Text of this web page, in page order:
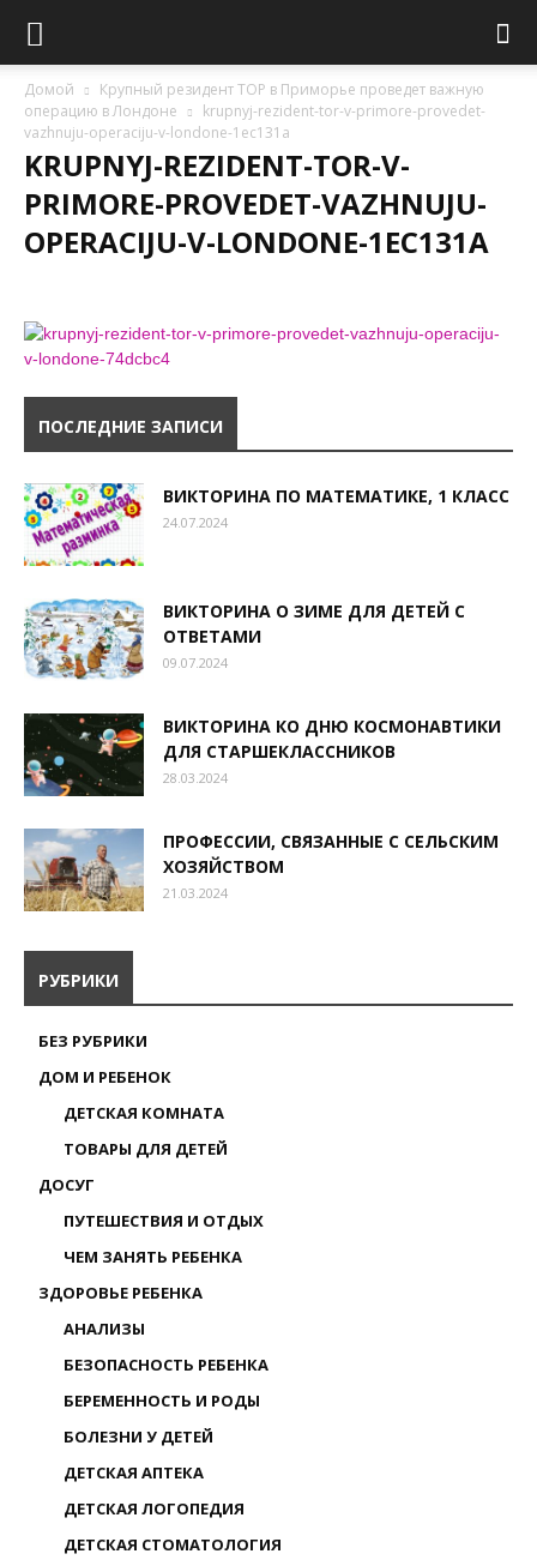
Домой
Крупный резидент ТОР в Приморье проведет важную
операцию в Лондоне
krupnyj-rezident-tor-v-primore-provedet-
vazhnuju-operaciju-v-londone-1ec131a
KRUPNYJ-REZIDENT-TOR-V-
PRIMORE-PROVEDET-VAZHNUJU-
OPERACIJU-V-LONDONE-1EC131A
ПОСЛЕДНИЕ ЗАПИСИ
ВИКТОРИНА ПО МАТЕМАТИКЕ, 1 КЛАСС
24.07.2024
ВИКТОРИНА О ЗИМЕ ДЛЯ ДЕТЕЙ С
ОТВЕТАМИ
09.07.2024
ВИКТОРИНА КО ДНЮ КОСМОНАВТИКИ
ДЛЯ СТАРШЕКЛАССНИКОВ
28.03.2024
ПРОФЕССИИ, СВЯЗАННЫЕ С СЕЛЬСКИМ
ХОЗЯЙСТВОМ
21.03.2024
РУБРИКИ
БЕЗ РУБРИКИ
ДОМ И РЕБЕНОК
ДЕТСКАЯ КОМНАТА
ТОВАРЫ ДЛЯ ДЕТЕЙ
ДОСУГ
ПУТЕШЕСТВИЯ И ОТДЫХ
ЧЕМ ЗАНЯТЬ РЕБЕНКА
ЗДОРОВЬЕ РЕБЕНКА
АНАЛИЗЫ
БЕЗОПАСНОСТЬ РЕБЕНКА
БЕРЕМЕННОСТЬ И РОДЫ
БОЛЕЗНИ У ДЕТЕЙ
ДЕТСКАЯ АПТЕКА
ДЕТСКАЯ ЛОГОПЕДИЯ
ДЕТСКАЯ СТОМАТОЛОГИЯ